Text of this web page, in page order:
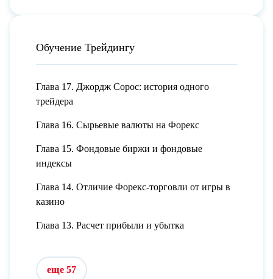
Обучение Трейдингу
Глава 17. Джордж Сорос: история одного
трейдера
Глава 16. Сырьевые валюты на Форекс
Глава 15. Фондовые биржи и фондовые
индексы
Глава 14. Отличие Форекс-торговли от игры в
казино
Глава 13. Расчет прибыли и убытка
еще 57